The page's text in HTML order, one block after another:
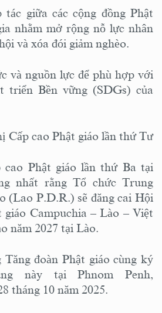
tác giữa các cộng đồng Phật
nhằm mở rộng nỗ lực nhân
và xóa đói giảm nghèo.
và nguồn lực để phù hợp với
triển Bền vững (SDGs) của
Cấp cao Phật giáo lần thứ Tư
cao Phật giáo lần thứ Ba tại
nhất rằng Tổ chức Trung
(Lao P.D.R.) sẽ đăng cai Hội
giáo Campuchia – Lào – Việt
năm 2027 tại Lào.
Tăng đoàn Phật giáo cùng ký
này tại Phnom Penh,
tháng 10 năm 2025.